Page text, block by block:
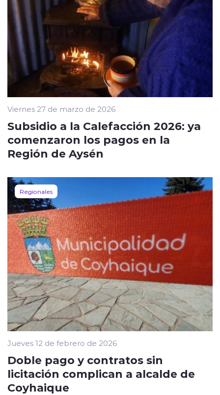
Viernes 27 de marzo de 2026
Subsidio a la Calefacción 2026: ya
comenzaron los pagos en la
Región de Aysén
Regionales
Jueves 12 de febrero de 2026
Doble pago y contratos sin
licitación complican a alcalde de
Coyhaique